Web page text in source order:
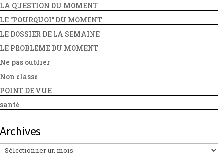
LA QUESTION DU MOMENT
LE "POURQUOI" DU MOMENT
LE DOSSIER DE LA SEMAINE
LE PROBLEME DU MOMENT
Ne pas oublier
Non classé
POINT DE VUE
santé
Archives
Archives